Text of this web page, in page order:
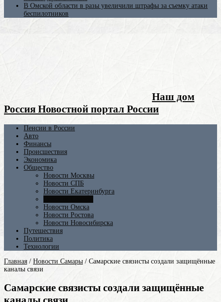
В Омской области в разы увеличили штрафы за съемку атаки
беспилотников
Наш дом
Россия Новостной портал России
Пенсии в России
Авто
Финансы
Происшествия
Экономика
Общество
Новости Москвы
Новости СПБ
Новости Екатеринбурга
Новости Омска
Новости Ростова
Новости Новосибирска
Путешествия
Политика
Технологии
Главная / Новости Самары / Самарские связисты создали защищённые
каналы связи
Самарские связисты создали защищённые